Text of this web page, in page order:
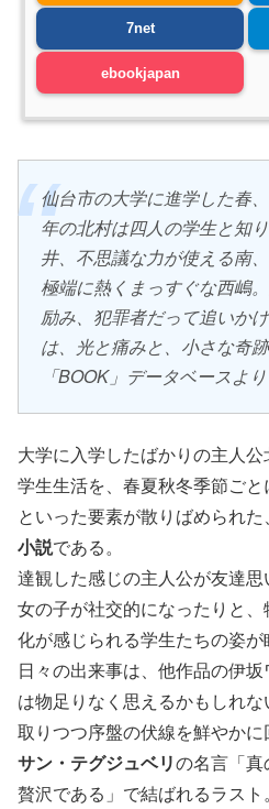
7net
ebookjapan
仙台市の大学に進学した春
年の北村は四人の学生と知
井、不思議な力が使える南
極端に熱くまっすぐな西嶋
励み、犯罪者だって追いか
は、光と痛みと、小さな奇
「BOOK」データベースよ
大学に入学したばかりの主人
学生生活を、春夏秋冬季節ごと
といった要素が散りばめられ
小説である。
達観した感じの主人公が友達
女の子が社交的になったりと
化が感じられる学生たちの姿が
日々の出来事は、他作品の伊
は物足りなく思えるかもしれ
取りつつ序盤の伏線を鮮やかに
サン・テグジュベリの名言「真
贅沢である」で結ばれるラス